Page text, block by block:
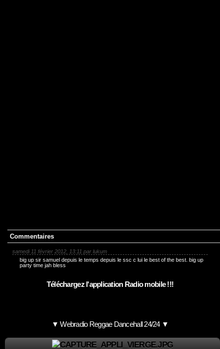
Commentaires
samedi 11 février 2012, 13:11 par lukum
big up sir samuel depuis le temps depuis le ssc c lui le best of the best. big up
party time jah bless
Téléchargez l'application Radio mobile !!!
▼ Webradio Reggae Dancehall 24/24 ▼